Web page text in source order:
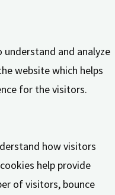
and analyze
website which helps
for the visitors.
how visitors
help provide
of visitors, bounce